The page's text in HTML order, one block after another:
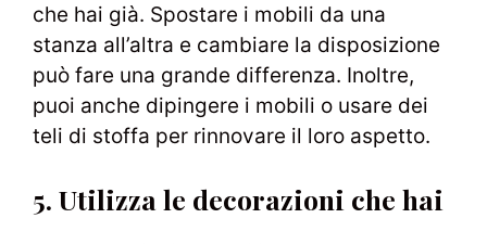
che hai già. Spostare i mobili da una
stanza all’altra e cambiare la disposizione
può fare una grande differenza. Inoltre,
puoi anche dipingere i mobili o usare dei
teli di stoffa per rinnovare il loro aspetto.
5. Utilizza le decorazioni che hai